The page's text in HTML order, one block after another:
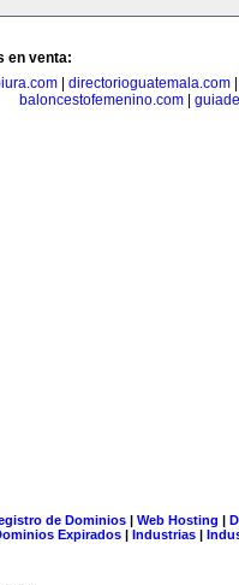
en venta:
directorioguatemala.com
baloncestofemenino.com
de Dominios| Web Hosting |
Expirados | Industrias |